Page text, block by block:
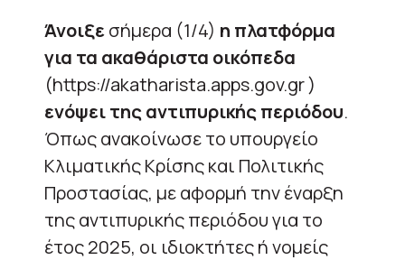
Άνοιξεσήμερα (1/4) η πλατφόρμα
για τα ακαθάριστα οικόπεδα
(https://akatharista.apps.gov.gr )
ενόψει της αντιπυρικής περιόδου.
Όπως ανακοίνωσε το υπουργείο
Κλιματικής Κρίσης και Πολιτικής
Προστασίας, με αφορμή την έναρξη
της αντιπυρικής περιόδου για το
έτος 2025, οι ιδιοκτήτες ή νομείς